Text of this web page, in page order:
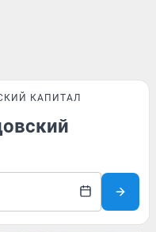
КАПИТАЛ